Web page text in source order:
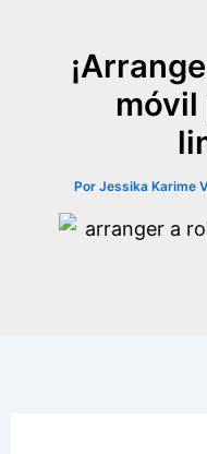
móvil
Por Jessika Karime